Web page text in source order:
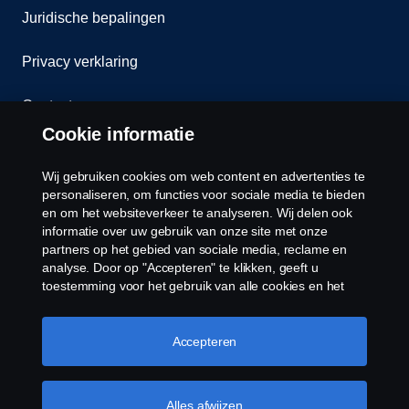
Juridische bepalingen
Privacy verklaring
Contact
Cookiebeleid
Cookies
Cookie informatie
Wij gebruiken cookies om web content en advertenties te
personaliseren, om functies voor sociale media te bieden
en om het websiteverkeer te analyseren. Wij delen ook
informatie over uw gebruik van onze site met onze
partners op het gebied van sociale media, reclame en
analyse. Door op "Accepteren" te klikken, geeft u
toestemming voor het gebruik van alle cookies en het
door op "Cookie Instellingen" te klikken en de
categorieën te selecteren die u wilt accepteren. Voor een
Alles afwijzen
Accepteren